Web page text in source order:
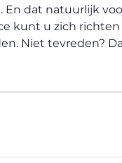
dat natuurlijk
kunt u zich
Niet tevreden?